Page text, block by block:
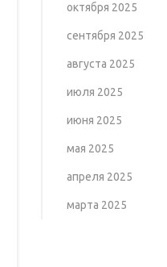
октября 2025
сентября 2025
августа 2025
июля 2025
июня 2025
мая 2025
апреля 2025
марта 2025